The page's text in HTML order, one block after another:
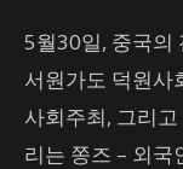
5월30일, 중국의
서원가도 덕원사
사회주최, 그리
리는 쫑즈 – 외국